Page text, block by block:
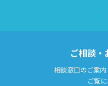
ご相談・
相談窓口のご案
ご覧に